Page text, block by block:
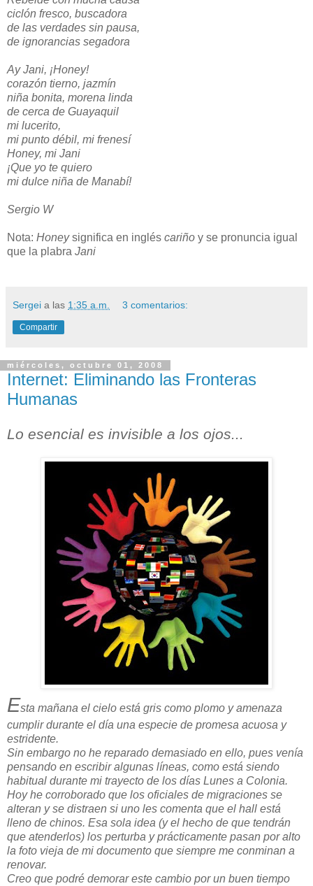
ciclón fresco, buscadora
de las verdades sin pausa,
de ignorancias segadora
Ay Jani, ¡Honey!
corazón tierno, jazmín
niña bonita, morena linda
de cerca de Guayaquil
mi lucerito,
mi punto débil, mi frenesí
Honey, mi Jani
¡Que yo te quiero
mi dulce niña de Manabí!
Sergio W
Nota: Honeysignifica en inglés cariño y se pronuncia igual
que la plabra Jani
Sergei a las 1:35 a.m. 3 comentarios:
Compartir
miércoles, octubre 01, 2008
Internet: Eliminando las Fronteras
Humanas
Lo esencial es invisible a los ojos...
Esta mañana el cielo está gris como plomo y amenaza
cumplir durante el día una especie de promesa acuosa y
estridente.
Sin embargo no he reparado demasiado en ello, pues venía
pensando en escribir algunas líneas, como está siendo
habitual durante mi trayecto de los días Lunes a Colonia.
Hoy he corroborado que los oficiales de migraciones se
alteran y se distraen si uno les comenta que el hall está
lleno de chinos. Esa sola idea (y el hecho de que tendrán
que atenderlos) los perturba y prácticamente pasan por alto
la foto vieja de mi documento que siempre me conminan a
renovar.
Creo que podré demorar este cambio por un buen tiempo